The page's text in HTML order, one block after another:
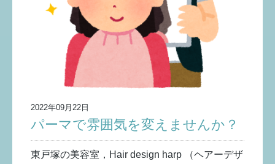
2022年09月22日
パーマで雰囲気を変えませんか？
東戸塚の美容室，Hair design harp （ヘアーデザ